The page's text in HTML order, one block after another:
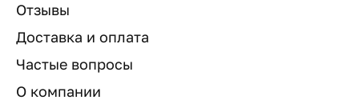
Отзывы
Доставка и оплата
Частые вопросы
О компании